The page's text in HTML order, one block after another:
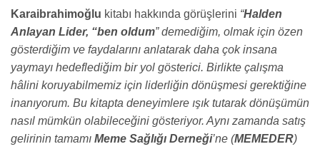
Karaibrahimoğlu kitabı hakkında görüşlerini “Halden
Anlayan Lider, “ben oldum” demediğim, olmak için özen
gösterdiğim ve faydalarını anlatarak daha çok insana
yaymayı hedeflediğim bir yol gösterici. Birlikte çalışma
hâlini koruyabilmemiz için liderliğin dönüşmesi gerektiğine
inanıyorum. Bu kitapta deneyimlere ışık tutarak dönüşümün
nasıl mümkün olabileceğini gösteriyor. Aynı zamanda satış
gelirinin tamamı Meme Sağlığı Derneği’ne (MEMEDER)